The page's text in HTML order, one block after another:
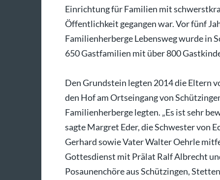
Einrichtung für Familien mit
Öffentlichkeit gegangen war. Vor fünf
Familienherberge Lebensweg wurde in
650 Gastfamilien mit über 800
Den Grundstein legten 2014 die Eltern
den Hof am Ortseingang von
Familienherberge legten. „Es ist sehr
sagte Margret Eder, die Schwester von
Gerhard sowie Vater Walter Oehrle
Gottesdienst mit Prälat Ralf Albrecht
Posaunenchöre aus Schützingen,